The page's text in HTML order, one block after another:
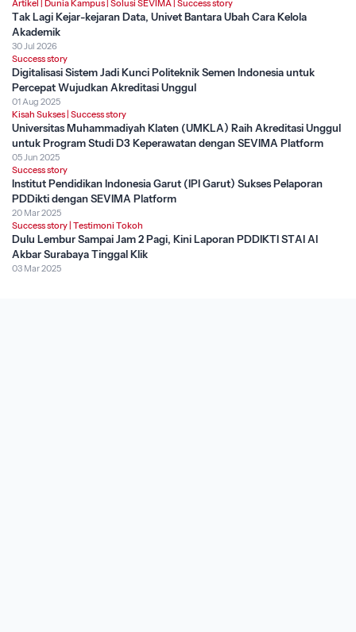
Artikel Dunia Kampus Solusi SEVIMA Success story
Tak Lagi Kejar-kejaran Data, Univet Bantara Ubah Cara Kelola
Akademik
30 Jul 2026
Success story
Digitalisasi Sistem Jadi Kunci Politeknik Semen Indonesia untuk
Percepat Wujudkan Akreditasi Unggul
01 Aug 2025
Kisah Sukses Success story
Universitas Muhammadiyah Klaten (UMKLA) Raih Akreditasi Unggul
untuk Program Studi D3 Keperawatan dengan SEVIMA Platform
05 Jun 2025
Success story
Institut Pendidikan Indonesia Garut (IPI Garut) Sukses Pelaporan
PDDikti dengan SEVIMA Platform
20 Mar 2025
Success story Testimoni Tokoh
Dulu Lembur Sampai Jam 2 Pagi, Kini Laporan PDDIKTI STAI Al
Akbar Surabaya Tinggal Klik
03 Mar 2025